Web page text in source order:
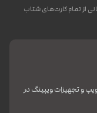
از تمام کارت‌های شتاب
و تجهیزات ویپینگ در